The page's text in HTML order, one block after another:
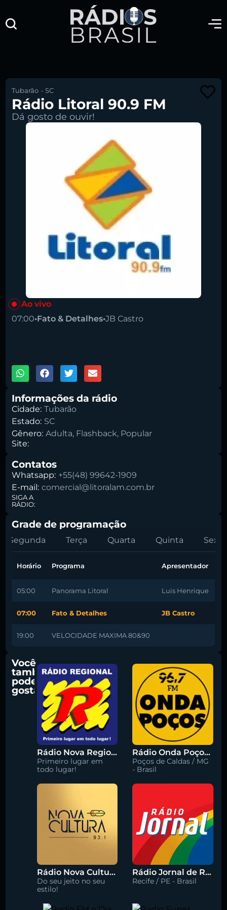
Tubarão -SC
Rádio Litoral 90.9 FM
Dá gosto de ouvir!
Ao vivo
07:00•Fato & Detalhes•JB Castro
Informações da rádio
Cidade: Tubarão
Estado: SC
Gênero: Adulta, Flashback, Popular
Site:
Contatos
Whatsapp: +55(48) 99642-1909
E-mail: comercial@litoralam.com.br
SIGA A
RÁDIO:
Grade de programação
Segunda Terça Quarta Quinta Sexta
Horário Programa Apresentador
05:00 Panorama Litoral Luis Henrique
07:00 Fato & Detalhes JB Castro
19:00 VELOCIDADE MAXIMA 80&90
Você
também
pode
gostar
Rádio Nova Regional 91.5 FM
Primeiro lugar em
todo lugar!
Rádio Onda Poços 96.7 FM
Poços de Caldas / MG
- Brasil
Rádio Nova Cultura 93.1 FM
Do seu jeito no seu
estilo!
Rádio Jornal de Recife 90.3 FM
Recife / PE - Brasil